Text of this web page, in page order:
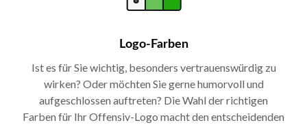
Logo-Farben
Ist es für Sie wichtig, besonders vertrauenswürdig zu
wirken? Oder möchten Sie gerne humorvoll und
aufgeschlossen auftreten? Die Wahl der richtigen
Farben für Ihr Offensiv-Logo macht den entscheidenden